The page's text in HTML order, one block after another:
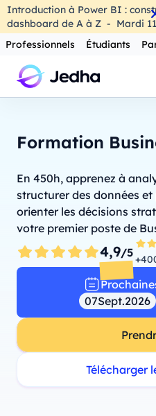
Introduction à Power BI :
dashboard de A à Z - Mardi 11
Professionnels
Étudiants
Formation
En 450h, apprenez à
structurer des données
orienter les décisions
votre premier poste de
4,9/5
07Sept.2026
Télécharger